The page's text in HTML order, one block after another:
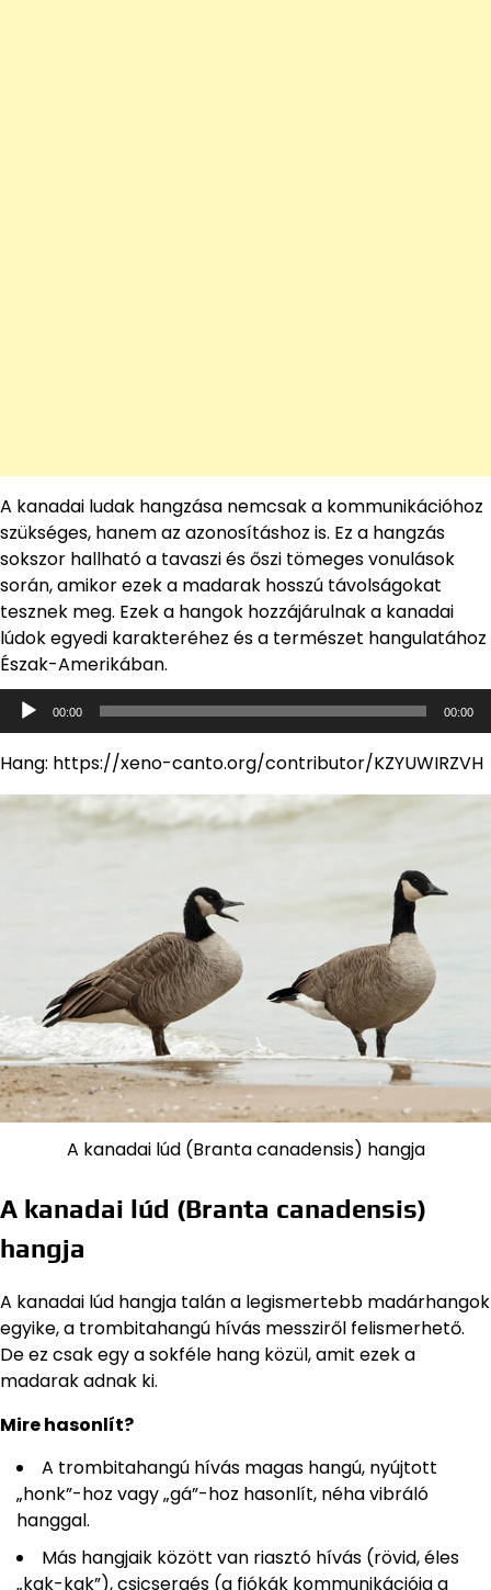
A kanadai ludak hangzása nemcsak a kommunikációhoz
szükséges, hanem az azonosításhoz is. Ez a hangzás
sokszor hallható a tavaszi és őszi tömeges vonulások
során, amikor ezek a madarak hosszú távolságokat
tesznek meg. Ezek a hangok hozzájárulnak a kanadai
lúdok egyedi karakteréhez és a természet hangulatához
Észak-Amerikában.
Audió
lejátszó
00:00 00:00
Hang: https://xeno-canto.org/contributor/KZYUWIRZVH
A kanadai lúd (Branta canadensis) hangja
A kanadai lúd (Branta canadensis)
hangja
A kanadai lúd hangja talán a legismertebb madárhangok
egyike, a trombitahangú hívás messziről felismerhető.
De ez csak egy a sokféle hang közül, amit ezek a
madarak adnak ki.
Mire hasonlít?
A trombitahangú hívás magas hangú, nyújtott
„honk”-hoz vagy „gá”-hoz hasonlít, néha vibráló
hanggal.
Más hangjaik között van riasztó hívás (rövid, éles
„kak-kak”), csicsergés (a fiókák kommunikációja a